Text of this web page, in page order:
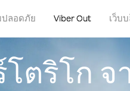
ปลอดภัย Viber Out เว็บ
ตริโก จ